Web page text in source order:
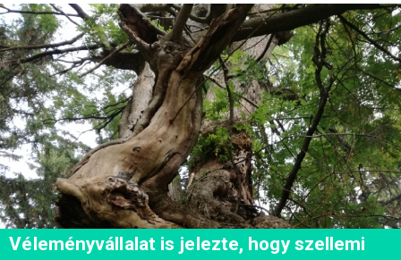
Véleményvállalat is jelezte, hogy szellemi